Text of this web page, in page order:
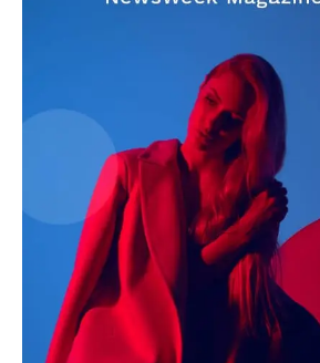
AIN NEWS 1
Contact Us
About Us
Privacy Policy
Terms of Use Agreement
Facebook
X WhatsApp
Share